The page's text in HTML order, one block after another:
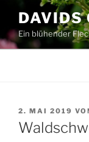
Inhalt
springen
DAVIDS
Ein blühender
AM
2. MAI 2019